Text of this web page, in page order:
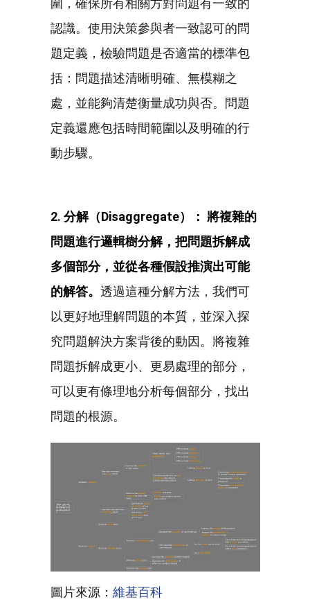
圍，確保所有相關方對問題有一致的
認識。使用決策參與者一致認可的問
題定義，檢驗問題是否適當的標準包
括：問題描述清晰明確、無模糊之
處，並能夠清楚衡量成功與否。問題
定義還應包括時間範圍以及明確的行
動步驟。
2. 分解（Disaggregate）： 將複雜的
問題進行邏輯樹分解，把問題拆解成
多個部分，並從各種假設推演出可能
的解答。 透過這種分解方法，我們可
以更好地理解問題的本質，並深入探
究問題解決方案背後的動因。將複雜
問題拆解成更小、更易處理的部分，
可以更有條理地分析每個部分，找出
問題的根源。
圖片來源： 維基百科